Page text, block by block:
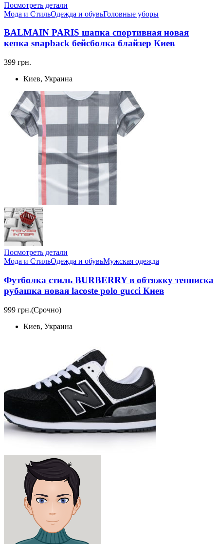
Посмотреть детали
Мода и СтильОдежда и обувьГоловные уборы
BALMAIN PARIS шапка спортивная новая
кепка snapback бейсболка блайзер Киев
399 грн.
Киев, Украина
Посмотреть детали
Мода и СтильОдежда и обувьМужская одежда
Футболка стиль BURBERRY в обтяжку тенниска
рубашка новая lacoste polo gucci Киев
999 грн.(Срочно)
Киев, Украина